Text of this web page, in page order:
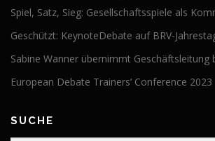
Spiel, Satz, Sieg: Gesellschaftsspiele als
Geschützt: KeynoteDebate auf BRV-
Sabine Wanner übernimmt Geschäftsleitung
European Debate Trainers‘ Conference 2023
SUCHE